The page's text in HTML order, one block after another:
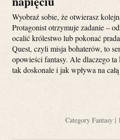
Wyobraź sobie, że otwierasz
Protagonist otrzymuje zadanie –
ocalić królestwo lub pokonać
Quest, czyli misja bohaterów, to
opowieści fantasy. Ale dlaczego
tak doskonale i jak wpływa na
Category Fantasy|